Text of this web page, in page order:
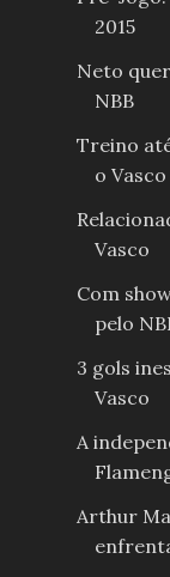
2015
Neto
NBB
Treino
o Vasco
Vasco
Com
pelo
3 gols
Vasco
A
Arthur